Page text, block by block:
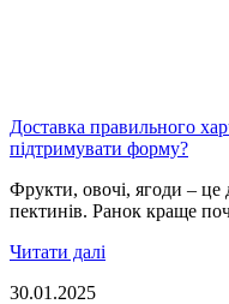
Доставка правильного
підтримувати форму?
Фрукти, овочі, ягоди – це
пектинів. Ранок краще
Читати далі
30.01.2025